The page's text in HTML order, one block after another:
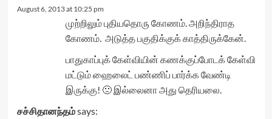
August 6, 2013 at 10:25 pm
முற்றிலும் புதியதொரு கோணம். அறிந்திராத
கோணம். அடுத்த பகுதிக்குக் காத்திருக்கேன்.
பாதுகாப்புக் கேள்வியின் கணக்குப்போடக் கேள்வி
மட்டும் ஹைலைட் பண்ணிப் பார்க்க வேண்டி
இருக்கு! 🙁 இல்லைனா அது தெரியலை.
சச்சிதானந்தம்says: